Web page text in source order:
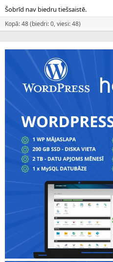
Šobrīd nav biedru tiešsaistē.
Kopā: 48 (biedri: 0, viesi: 48)